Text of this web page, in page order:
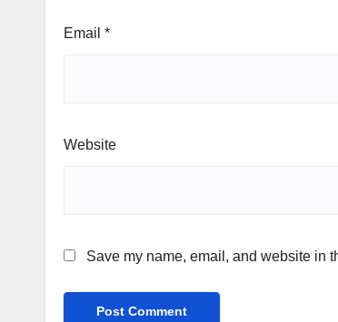
Email *
Website
Save my name, email, and website in